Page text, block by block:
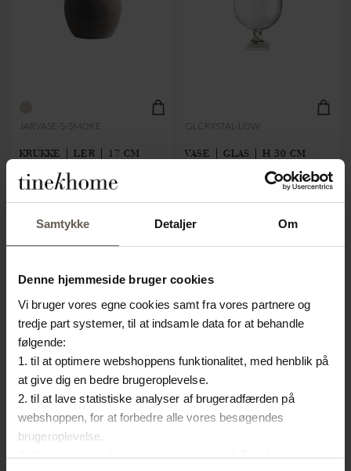
Samtykke Detaljer Om
Denne hjemmeside bruger cookies
Vi bruger vores egne cookies samt fra vores partnere og
tredje part systemer, til at indsamle data for at behandle
følgende:
1. til at optimere webshoppens funktionalitet, med henblik på
at give dig en bedre brugeroplevelse.
2. til at lave statistiske analyser af brugeradfærden på
webshoppen, for at forbedre alle vores besøgendes
brugeroplevelse.
3. til at vise dig målrettet markedsføring på Facebook,
JARVASE-S-SMOKE
KRUKKE | LER | 17 CM
239.20 kr.
GLCRYSTAL-LOW
VASE | GLAS | H 30 CM